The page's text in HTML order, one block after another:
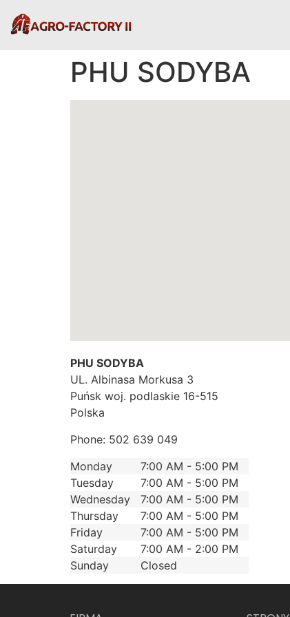
PHU SODYBA
PHU SODYBA
UL. Albinasa Morkusa 3
Puńsk woj. podlaskie 16-515
Polska
Phone: 502 639 049
Monday
7:00 AM - 5:00 PM
Tuesday
7:00 AM - 5:00 PM
Wednesday
7:00 AM - 5:00 PM
Thursday
7:00 AM - 5:00 PM
Friday
7:00 AM - 5:00 PM
Saturday
7:00 AM - 2:00 PM
Sunday
Closed